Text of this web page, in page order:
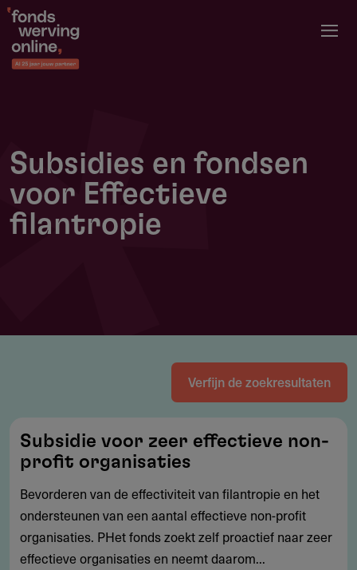
Overslaan
naar
de
Subsidies en fondsen
voor Effectieve
filantropie
Verfijn de zoekresultaten
voor
zeer
effectieve
non-
profit
organisaties
Subsidie voor zeer effectieve non-
profit organisaties
Bevorderen van de effectiviteit van filantropie en het
ondersteunen van een aantal effectieve non-profit
organisaties. PHet fonds zoekt zelf proactief naar zeer
effectieve organisaties en neemt daarom...